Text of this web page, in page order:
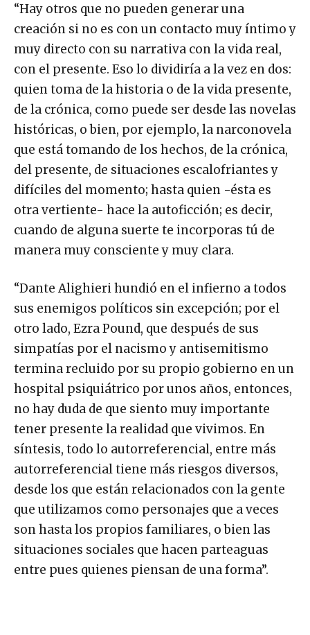
“Hay otros que no pueden generar una
creación si no es con un contacto muy íntimo y
muy directo con su narrativa con la vida real,
con el presente. Eso lo dividiría a la vez en dos:
quien toma de la historia o de la vida presente,
de la crónica, como puede ser desde las novelas
históricas, o bien, por ejemplo, la narconovela
que está tomando de los hechos, de la crónica,
del presente, de situaciones escalofriantes y
difíciles del momento; hasta quien -ésta es
otra vertiente- hace la autoficción; es decir,
cuando de alguna suerte te incorporas tú de
manera muy consciente y muy clara.
“Dante Alighieri hundió en el infierno a todos
sus enemigos políticos sin excepción; por el
otro lado, Ezra Pound, que después de sus
simpatías por el nacismo y antisemitismo
termina recluido por su propio gobierno en un
hospital psiquiátrico por unos años, entonces,
no hay duda de que siento muy importante
tener presente la realidad que vivimos. En
síntesis, todo lo autorreferencial, entre más
autorreferencial tiene más riesgos diversos,
desde los que están relacionados con la gente
que utilizamos como personajes que a veces
son hasta los propios familiares, o bien las
situaciones sociales que hacen parteaguas
entre pues quienes piensan de una forma”.